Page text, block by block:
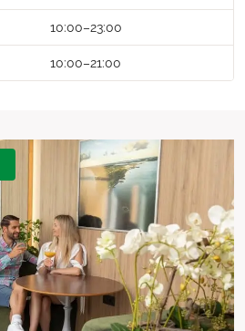
10:00–23:00
10:00–21:00